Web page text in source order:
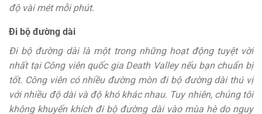
độ vài mét mỗi phút.
Đi bộ đường dài
Đi bộ đường dài là một trong những hoạt động tuyệt vời
nhất tại Công viên quốc gia Death Valley nếu bạn chuẩn bị
tốt. Công viên có nhiều đường mòn đi bộ đường dài thú vị
với nhiều độ dài và độ khó khác nhau. Tuy nhiên, chúng tôi
không khuyến khích đi bộ đường dài vào mùa hè do nguy